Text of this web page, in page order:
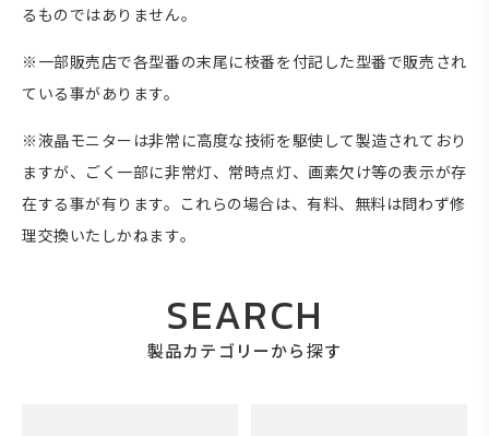
るものではありません。
※一部販売店で各型番の末尾に枝番を付記した型番で販売され
ている事があります。
※液晶モニターは非常に高度な技術を駆使して製造されており
ますが、ごく一部に非常灯、常時点灯、画素欠け等の表示が存
在する事が有ります。これらの場合は、有料、無料は問わず修
理交換いたしかねます。
SEARCH
製品カテゴリーから探す